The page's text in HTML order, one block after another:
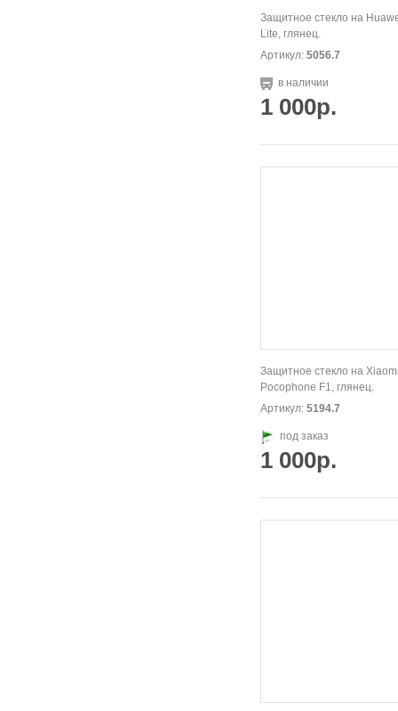
Защитное стекло на
Lite, глянец.
Артикул: 5056.7
в наличии
1 000р.
Защитное стекло на
Pocophone F1, глянец.
Артикул: 5194.7
под заказ
1 000р.